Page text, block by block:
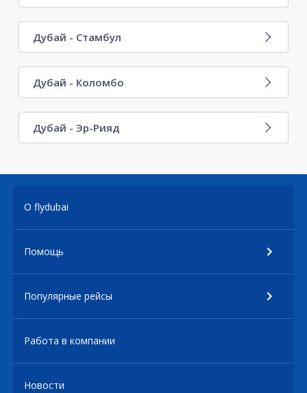
Дубай - Стамбул
Дубай - Коломбо
Дубай - Эр-Рияд
О flydubai
Помощь
Популярные рейсы
Работа в компании
Новости